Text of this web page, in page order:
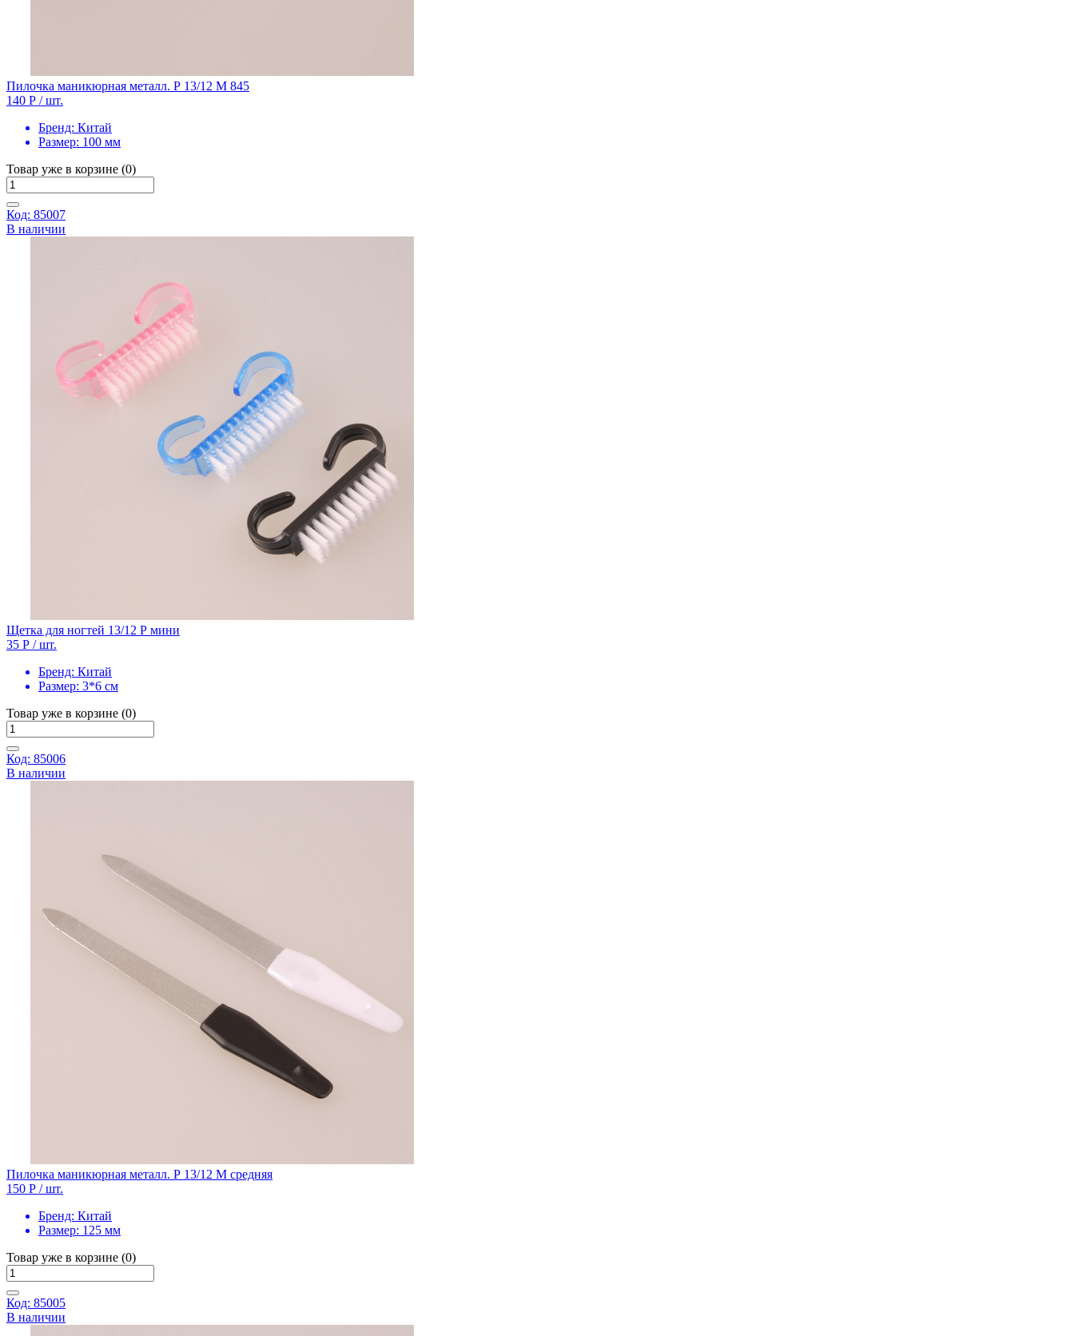
Пилочка маникюрная металл. Р 13/12 М 845
140 Р / шт.
Бренд: Китай
Размер: 100 мм
Товар уже в корзине (0)
Код: 85007
В наличии
Щетка для ногтей 13/12 Р мини
35 Р / шт.
Бренд: Китай
Размер: 3*6 см
Товар уже в корзине (0)
Код: 85006
В наличии
Пилочка маникюрная металл. Р 13/12 М средняя
150 Р / шт.
Бренд: Китай
Размер: 125 мм
Товар уже в корзине (0)
Код: 85005
В наличии